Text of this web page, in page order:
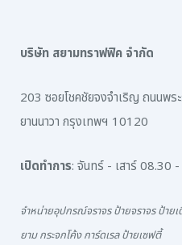
บริษัท สยามทราฟฟิค จำกัด
203 ซอยโชคชัยจงจำเริญ ถนนพร
ยานนาวา กรุงเทพฯ 10120
เปิดทำการ: จันทร์ - เสาร์ 08.30
จำหน่ายอุปกรณ์จราจร ป้ายจราจร ป้าย
ยาม กระจกโค้ง การ์ดเรล ป้ายเซฟตี้